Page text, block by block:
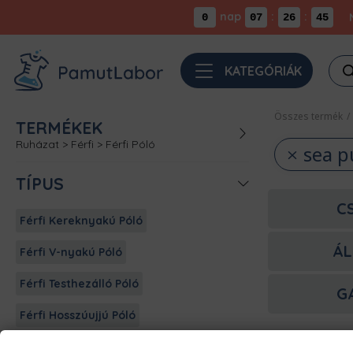
0 nap 07 : 26 : 45
KATEGÓRIÁK
TERMÉKEK
Ruházat > Férfi > Férfi Póló
TÍPUS
Férfi Kereknyakú Póló
Férfi V-nyakú Póló
Férfi Testhezálló Póló
Férfi Hosszúujjú Póló
Összes termék /
sea